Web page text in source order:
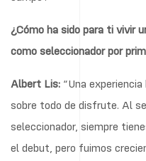
¿Cómo ha sido para ti vivir
como seleccionador por
Albert Lis: “Una
sobre todo de disfrute. Al
seleccionador, siempre
el debut, pero fuimos